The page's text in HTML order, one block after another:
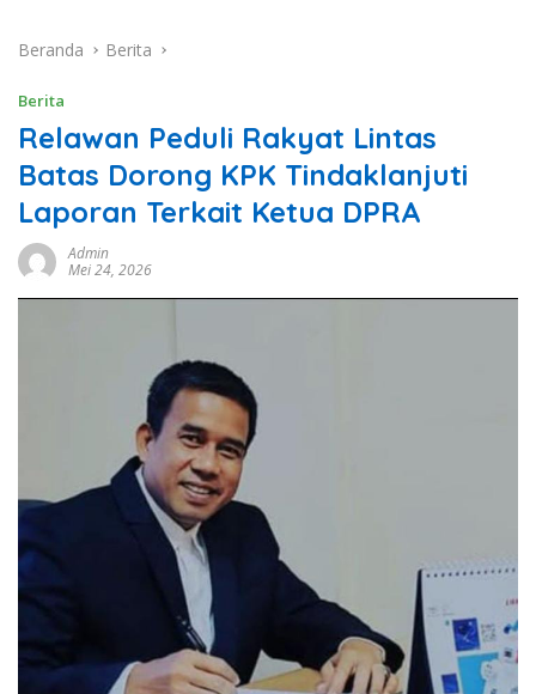
Beranda Berita
Berita
Relawan Peduli Rakyat Lintas
Batas Dorong KPK Tindaklanjuti
Laporan Terkait Ketua DPRA
Admin
Mei 24, 2026